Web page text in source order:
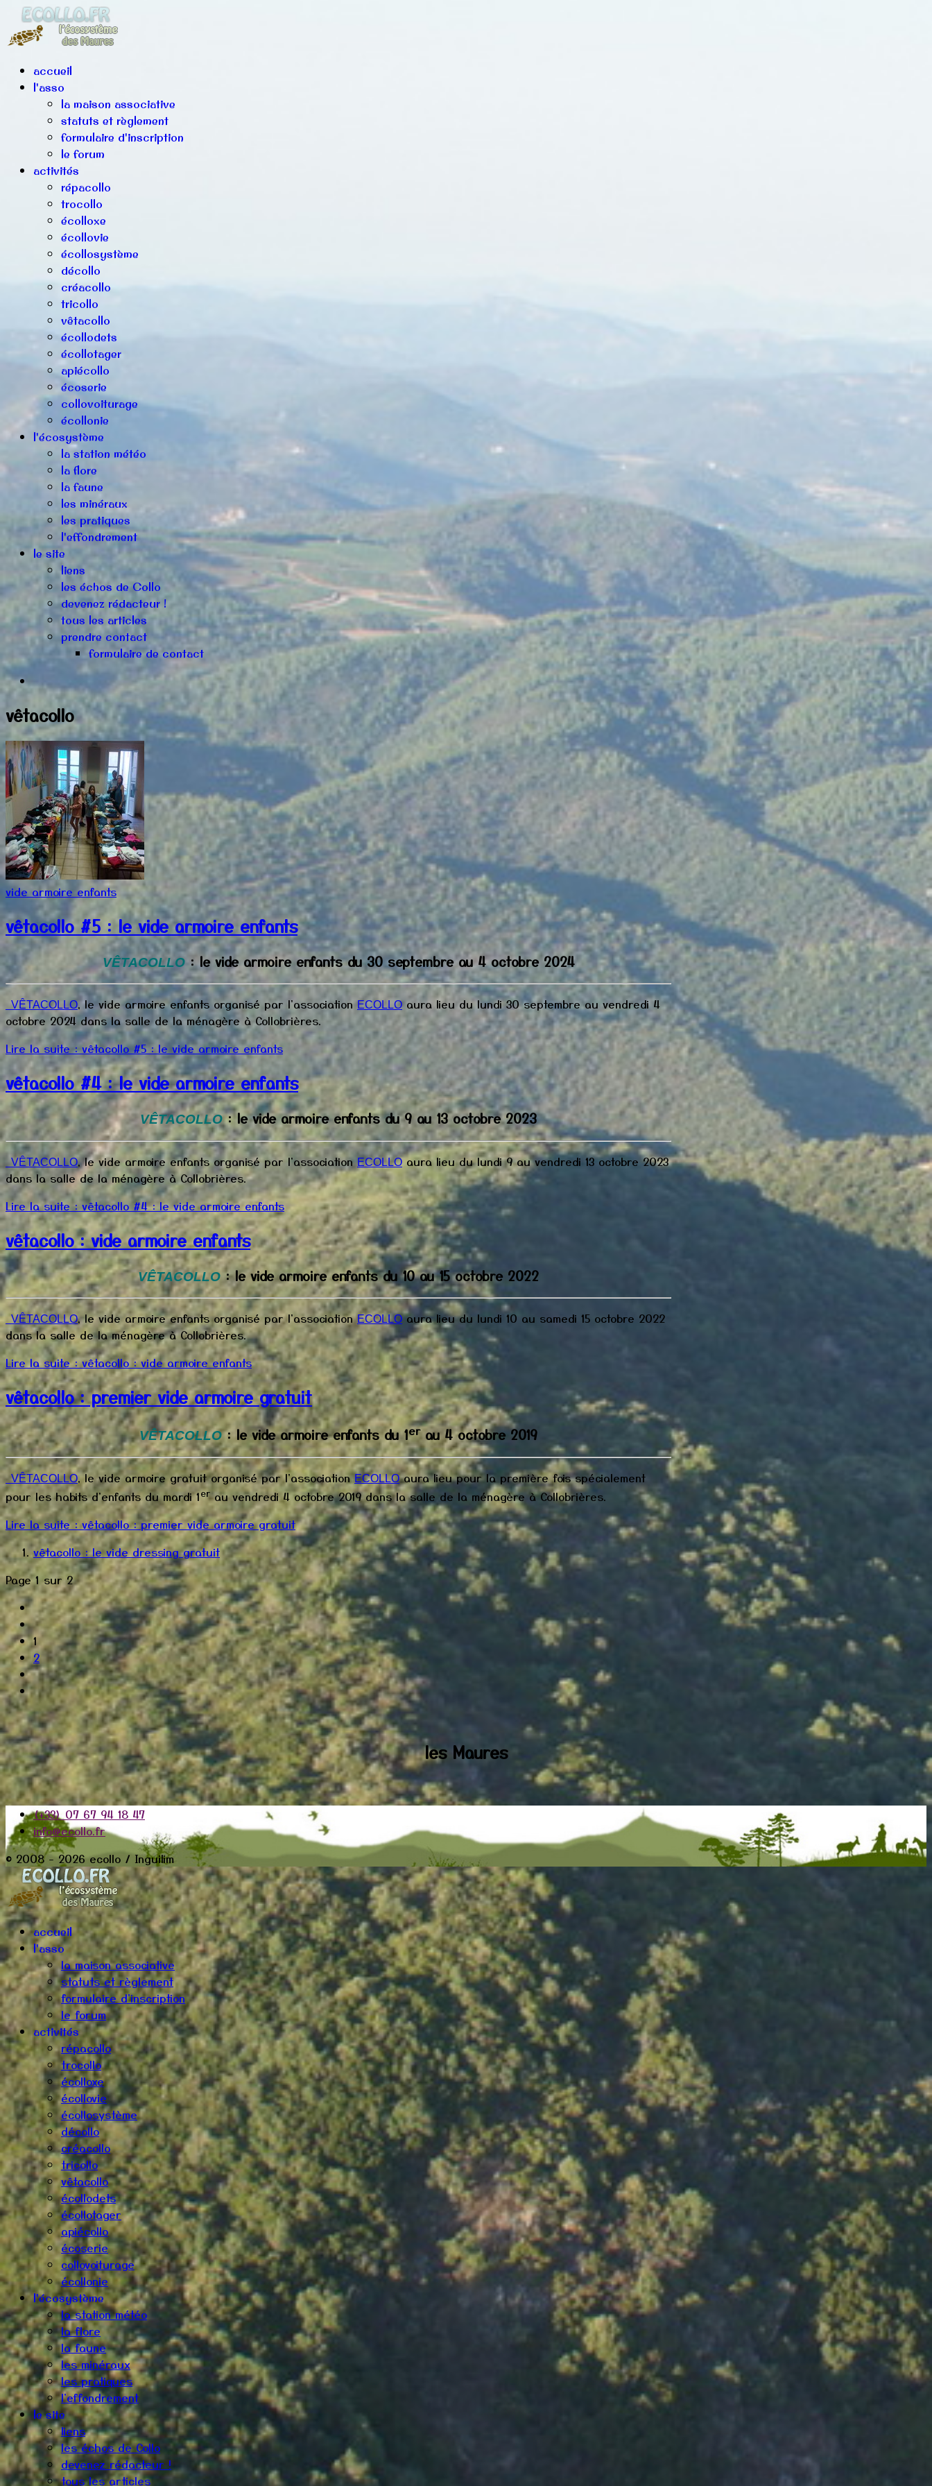
accueil
l'asso
la maison associative
statuts et règlement
formulaire d'inscription
le forum
activités
répacollo
trocollo
écolloxe
écollovie
écollosystème
décollo
créacollo
tricollo
vêtacollo
écollodets
écollotager
apiécollo
écoserie
collovoiturage
écollonie
l'écosystème
la station météo
la flore
la faune
les minéraux
les pratiques
l'effondrement
le site
liens
les échos de Collo
devenez rédacteur !
tous les articles
prendre contact
formulaire de contact
vêtacollo
vide armoire enfants
vêtacollo #5 : le vide armoire enfants
VÊTACOLLO: le vide armoire enfants du 30 septembre au 4 octobre 2024
VÊTACOLLO, le vide armoire enfants organisé par l'associationECOLLOaura lieu du lundi 30 septembre au vendredi 4
octobre 2024 dans la salle de la ménagère à Collobrières.
Lire la suite : vêtacollo #5 : le vide armoire enfants
vêtacollo #4 : le vide armoire enfants
VÊTACOLLO: le vide armoire enfants du 9 au 13 octobre 2023
VÊTACOLLO, le vide armoire enfants organisé par l'association ECOLLOaura lieu du lundi 9 au vendredi 13 octobre 2023
dans la salle de la ménagère à Collobrières.
Lire la suite : vêtacollo #4 : le vide armoire enfants
vêtacollo : vide armoire enfants
VÊTACOLLO: le vide armoire enfants du 10 au 15 octobre 2022
VÊTACOLLO, le vide armoire enfants organisé par l'associationECOLLOaura lieu du lundi 10 au samedi 15 octobre 2022
dans la salle de la ménagère à Collobrières.
Lire la suite : vêtacollo : vide armoire enfants
vêtacollo : premier vide armoire gratuit
VÊTACOLLO: le vide armoire enfants du 1erau 4 octobre 2019
VÊTACOLLO, le vide armoire gratuit organisé par l'associationECOLLOaura lieu pour la première fois spécialement
pour les habits d'enfants du mardi 1erau vendredi 4 octobre 2019 dans la salle de la ménagère à Collobrières.
Lire la suite : vêtacollo : premier vide armoire gratuit
vêtacollo : le vide dressing gratuit
Page 1 sur 2
1
2
les Maures
(+33) 07 67 94 18 47
info@ecollo.fr
© 2008 - 2026 ecollo / Inguilim
accueil
l'asso
la maison associative
statuts et règlement
formulaire d'inscription
le forum
activités
répacollo
trocollo
écolloxe
écollovie
écollosystème
décollo
créacollo
tricollo
vêtacollo
écollodets
écollotager
apiécollo
écoserie
collovoiturage
écollonie
l'écosystème
la station météo
la flore
la faune
les minéraux
les pratiques
l'effondrement
le site
liens
les échos de Collo
devenez rédacteur !
tous les articles